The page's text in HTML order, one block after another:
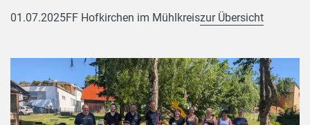
01.07.2025FF Hofkirchen im Mühlkreiszur Übersicht